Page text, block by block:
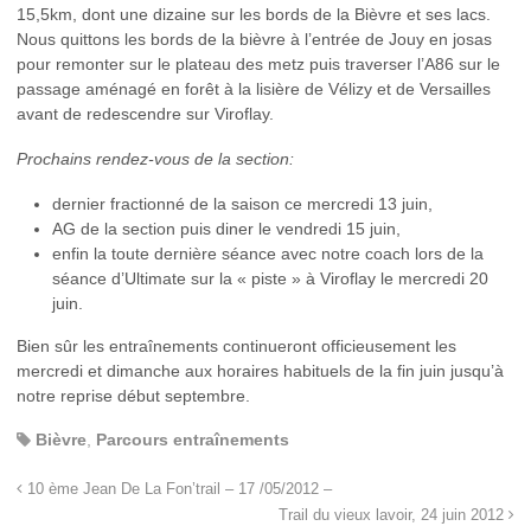
15,5km, dont une dizaine sur les bords de la Bièvre et ses lacs.
Nous quittons les bords de la bièvre à l’entrée de Jouy en josas
pour remonter sur le plateau des metz puis traverser l’A86 sur le
passage aménagé en forêt à la lisière de Vélizy et de Versailles
avant de redescendre sur Viroflay.
Prochains rendez-vous de la section:
dernier fractionné de la saison ce mercredi 13 juin,
AG de la section puis diner le vendredi 15 juin,
enfin la toute dernière séance avec notre coach lors de la
séance d’Ultimate sur la « piste » à Viroflay le mercredi 20
juin.
Bien sûr les entraînements continueront officieusement les
mercredi et dimanche aux horaires habituels de la fin juin jusqu’à
notre reprise début septembre.
Bièvre, Parcours entraînements
10 ème Jean De La Fon’trail – 17 /05/2012 –
Trail du vieux lavoir, 24 juin 2012